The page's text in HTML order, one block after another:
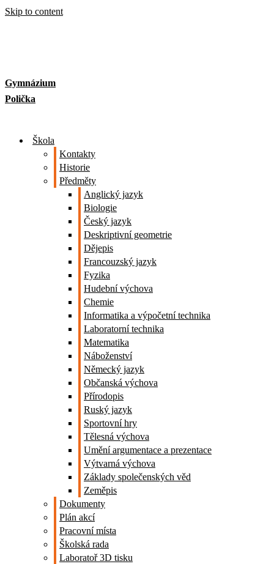
Skip to content
Gymnázium
Polička
Škola
Kontakty
Historie
Předměty
Anglický jazyk
Biologie
Český jazyk
Deskriptivní geometrie
Dějepis
Francouzský jazyk
Fyzika
Hudební výchova
Chemie
Informatika a výpočetní technika
Laboratorní technika
Matematika
Náboženství
Německý jazyk
Občanská výchova
Přírodopis
Ruský jazyk
Sportovní hry
Tělesná výchova
Umění argumentace a prezentace
Výtvarná výchova
Základy společenských věd
Zeměpis
Dokumenty
Plán akcí
Pracovní místa
Školská rada
Laboratoř 3D tisku